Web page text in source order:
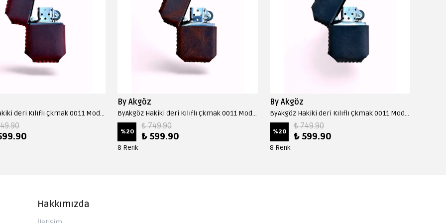
ByAkgöz Hakiki deri Kılıflı Çkmak 0011 Model - Bordo
By Akgöz
ByAkgöz Hakiki deri Kılıflı Çkmak 0011 Model - Fındık
%20
₺ 749.90
₺ 599.90
8 Renk
By Akgöz
ByAkgöz Hakiki deri Kılıflı Çkmak 0011 Model - Gri
%20
₺ 749.90
₺ 599.90
8 Renk
Hakkımızda